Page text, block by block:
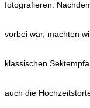
fotografieren.
vorbei war, machten
klassischen
auch die